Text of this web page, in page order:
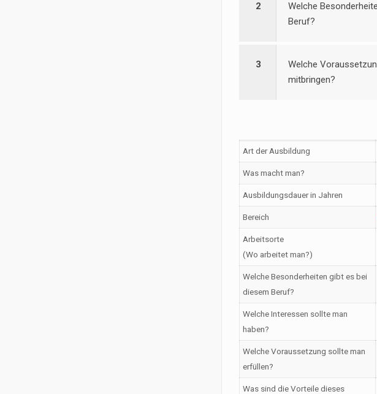
2
Welche
Beruf?
3
Welche
mitbringen?
Art der Ausbildung
Was macht man?
Ausbildungsdauer in Jahren
Bereich
Arbeitsorte
(Wo arbeitet man?)
Welche Besonderheiten gibt es bei
diesem Beruf?
Welche Interessen sollte man
haben?
Welche Voraussetzung sollte man
erfüllen?
Was sind die Vorteile dieses